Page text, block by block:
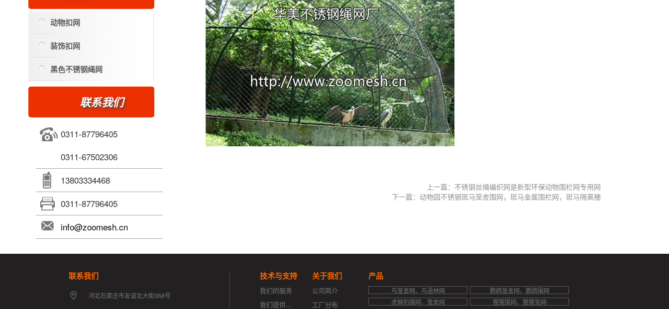
动物扣网
装饰扣网
黑色不锈钢绳网
联系我们
0311-87796405
0311-67502306
13803334468
0311-87796405
info@zoomesh.cn
上一篇：不锈钢丝绳编织网是新型环保动物围栏网专用网
下一篇：动物园不锈钢斑马笼舍围网，斑马金属围栏网，斑马隔离栅
联系我们
河北石家庄市友谊北大街368号
技术与支持
我们的服务
我们提供的支持
关于我们
公司简介
工厂分布
产品
鸟笼舍网、鸟语林网
鹦鹉笼舍网、鹦鹉围网
虎狮豹围网、笼舍网
猩猩围网、猩猩笼网